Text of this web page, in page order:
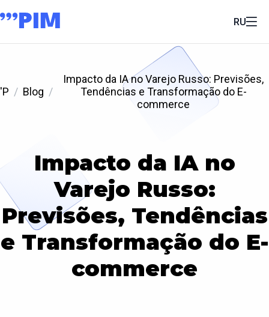
RU
'P Blog
Impacto da IA no Varejo Russo: Previsões,
Tendências e Transformação do E-
commerce
Impacto da IA no
Varejo Russo:
Previsões, Tendências
e Transformação do E-
commerce